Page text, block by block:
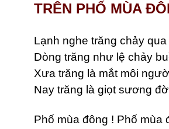
TRÊN PHỐ MÙA
Lạnh nghe trăng chảy qua
Dòng trăng như lệ chảy
Xưa trăng là mắt môi
Nay trăng là giọt sương
Phố mùa đông ! Phố mùa